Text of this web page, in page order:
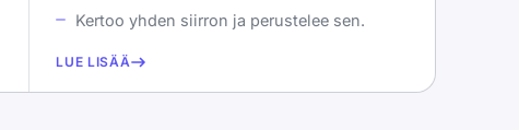
Kertoo yhden siirron ja perustelee sen.
LUE LISÄÄ